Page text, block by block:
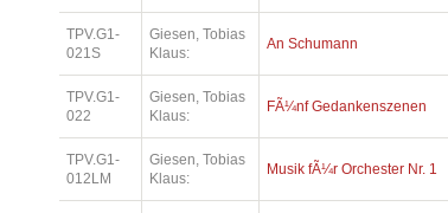
TPV.G1-
021S
Giesen, Tobias
Klaus:
An Schumann
TPV.G1-
022
Giesen, Tobias
Klaus:
FÃ¼nf Gedankenszenen
TPV.G1-
012LM
Giesen, Tobias
Klaus:
Musik fÃ¼r Orchester Nr. 1